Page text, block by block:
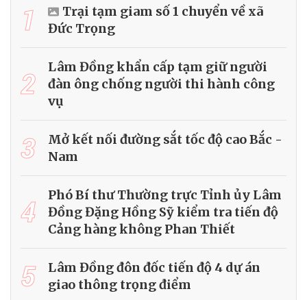
1
Trại tạm giam số 1 chuyển về xã
Đức Trọng
2
Lâm Đồng khẩn cấp tạm giữ người
đàn ông chống người thi hành công
vụ
3
Mở kết nối đường sắt tốc độ cao Bắc -
Nam
4
Phó Bí thư Thường trực Tỉnh ủy Lâm
Đồng Đặng Hồng Sỹ kiểm tra tiến độ
Cảng hàng không Phan Thiết
5
Lâm Đồng đôn đốc tiến độ 4 dự án
giao thông trọng điểm